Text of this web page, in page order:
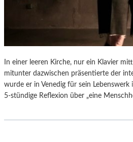
In einer leeren Kirche, nur ein Klavier
mitunter dazwischen präsentierte der
wurde er in Venedig für sein Lebenswerk
5-stündige Reflexion über „eine